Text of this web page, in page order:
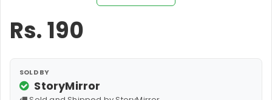
Rs.190
SOLD BY
StoryMirror